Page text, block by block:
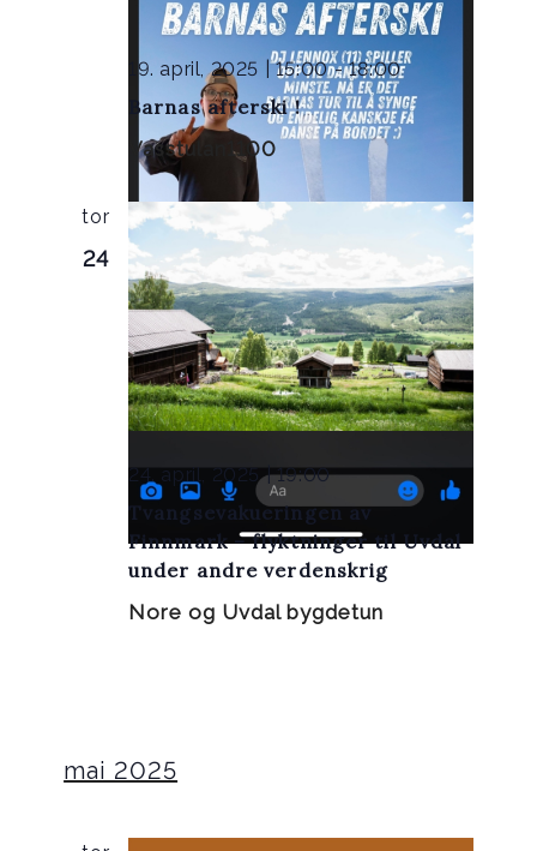
Barnas afterski !
19. april, 2025 | 15:00-18:00
Vasstulan1100
tor
24
Tvangsevakueringen av
Finnmark – flyktninger til Uvdal
under andre verdenskrig
24. april, 2025 | 19:00
Nore og Uvdal bygdetun
mai 2025